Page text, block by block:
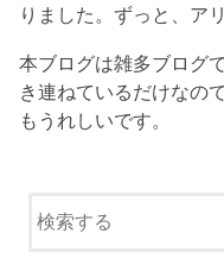
りました。ずっと、ア
本ブログは雑多ブログ
き連ねているだけなの
もうれしいです。